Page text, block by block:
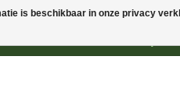
is beschikbaar in onze privacy